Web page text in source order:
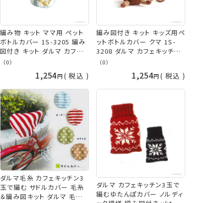
編み物 キット ママ用 ペット
ボトルカバー 1S-3205 編み
図付き キット ダルマ カフェ
キッチン ykt 手芸の山久
（0）
1,254 税込
編み図付き キット キッズ用ペ
ットボトルカバー クマ 1S-
3208 ダルマ カフェキッチン
アクリル毛糸 ダルマ毛糸 横
（0）
1,254 税込
ダルマ毛糸 カフェキッチン3
玉で編む サドルカバー 毛糸
＆編み図キット ダルマ 毛糸
ダルマ カフェキッチン3玉で
編むゆたんぽカバー ノルディ